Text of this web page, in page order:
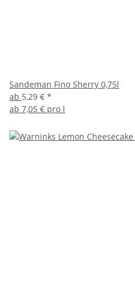
Sandeman Fino Sherry 0,75l
ab 5,29 € *
ab 7,05 € pro l